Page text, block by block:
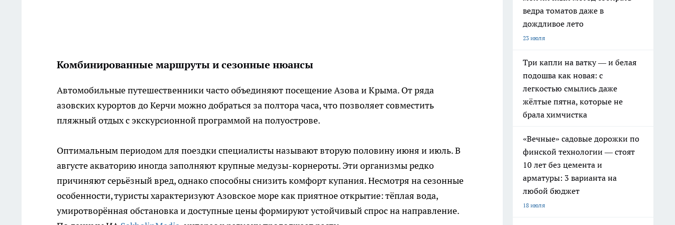
Комбинированные маршруты и сезонные нюансы
Автомобильные путешественники часто объединяют посещение Азова и Крыма. От ряда
азовских курортов до Керчи можно добраться за полтора часа, что позволяет совместить
пляжный отдых с экскурсионной программой на полуострове.
Оптимальным периодом для поездки специалисты называют вторую половину июня и июль. В
августе акваторию иногда заполняют крупные медузы-корнероты. Эти организмы редко
причиняют серьёзный вред, однако способны снизить комфорт купания. Несмотря на сезонные
особенности, туристы характеризуют Азовское море как приятное открытие: тёплая вода,
умиротворённая обстановка и доступные цены формируют устойчивый спрос на направление.
ведра томатов даже в
дождливое лето
23 июля
Три капли на ватку — и белая
подошва как новая: с
легкостью смылись даже
жёлтые пятна, которые не
брала химчистка
«Вечные» садовые дорожки по
финской технологии — стоят
10 лет без цемента и
арматуры: 3 варианта на
любой бюджет
18 июля